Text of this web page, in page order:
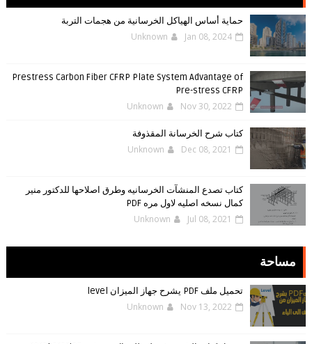
حماية أساس الهياكل الخرسانية من هجمات التربة
Unknown Jan 08, 2024
Prestress Carbon Fiber CFRP Plate System Advantage of
Pre-stress CFRP
Unknown Nov 30, 2022
كتاب شرح الخرسانة المقذوفة
Unknown Dec 08, 2021
كتاب تصدع المنشآت الخرسانيه وطرق اصلاحها للدكتور منير
كمال نسخه اصليه لاول مره PDF
Unknown Jul 08, 2021
مساحة
تحميل ملف PDF يشرح جهاز الميزان level
Unknown Nov 13, 2022